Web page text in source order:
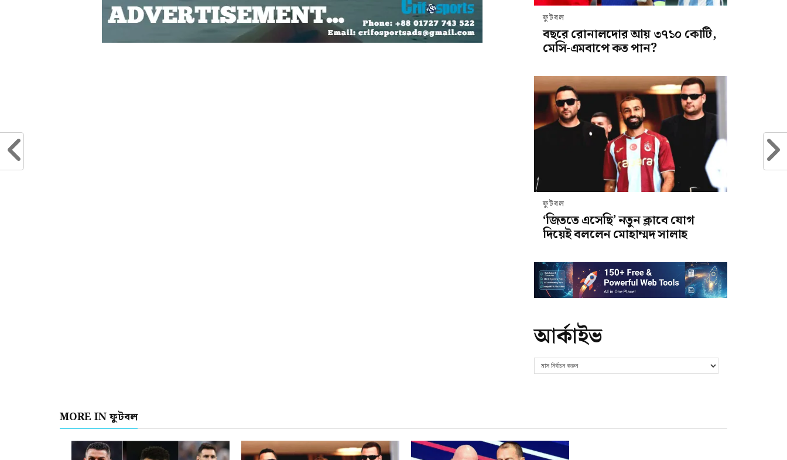
ফুটবল
বছরে রোনালদোর আয় ৩৭১০ কোটি,
মেসি-এমবাপে কত পান?
ফুটবল
‘জিততে এসেছি’ নতুন ক্লাবে যোগ
দিয়েই বললেন মোহাম্মদ সালাহ
আর্কাইভ
MORE IN ফুটবল